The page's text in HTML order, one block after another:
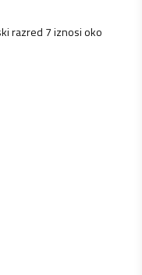
razred 7 iznosi oko